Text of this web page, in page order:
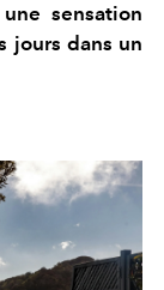
une sensation
jours dans un